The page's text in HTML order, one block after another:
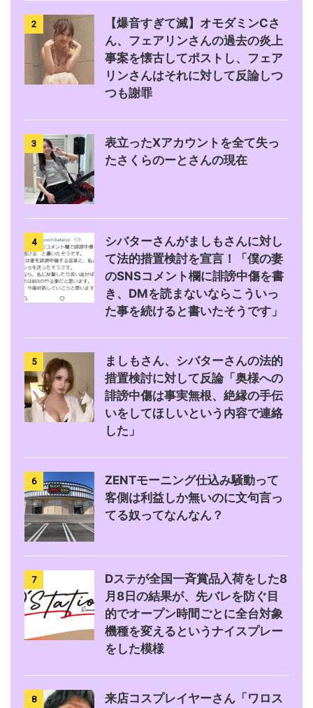
2
【爆音すぎて滅】オモダミンCさ
ん、フェアリンさんの過去の炎上
事案を懐古してポストし、フェア
リンさんはそれに対して反論しつ
つも謝罪
3
表立ったXアカウントを全て失っ
たさくらのーとさんの現在
4
シバターさんがましもさんに対し
て法的措置検討を宣言！「僕の妻
のSNSコメント欄に誹謗中傷を書
き、DMを読まないならこういっ
た事を続けると書いたそうです」
5
ましもさん、シバターさんの法的
措置検討に対して反論「奥様への
誹謗中傷は事実無根、絶縁の手伝
いをしてほしいという内容で連絡
した」
6
ZENTモーニング仕込み騒動って
客側は利益しか無いのに文句言っ
てる奴ってなんなん？
7
Dステが全国一斉賞品入荷をした8
月8日の結果が、先バレを防ぐ目
的でオープン時間ごとに全台対象
機種を変えるというナイスプレー
をした模様
8
来店コスプレイヤーさん「ワロス